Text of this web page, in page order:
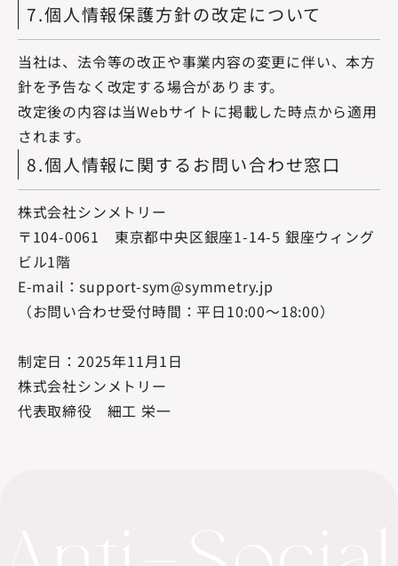
7.個人情報保護方針の改定について
当社は、法令等の改正や事業内容の変更に伴い、本方
針を予告なく改定する場合があります。
改定後の内容は当Webサイトに掲載した時点から適用
されます。
8.個人情報に関するお問い合わせ窓口
株式会社シンメトリー
〒104-0061 東京都中央区銀座1-14-5 銀座ウィング
ビル1階
E-mail：support-sym@symmetry.jp
（お問い合わせ受付時間：平日10:00〜18:00）
制定日：2025年11月1日
株式会社シンメトリー
代表取締役 細工 栄一